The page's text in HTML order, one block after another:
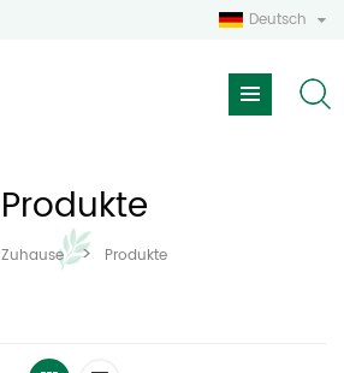
Deutsch
Produkte
Zuhause > Produkte